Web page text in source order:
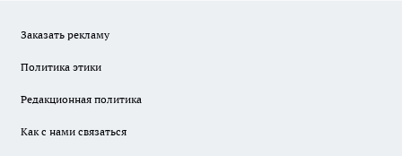
Заказать рекламу
Политика этики
Редакционная политика
Как с нами связаться